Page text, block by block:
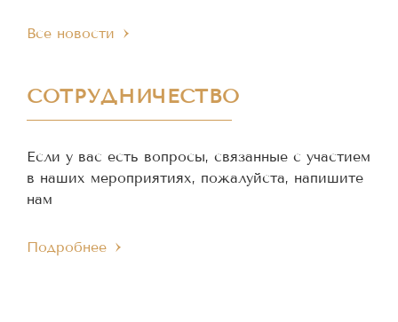
Все новости
СОТРУДНИЧЕСТВО
Если у вас есть вопросы, связанные с участием
в наших мероприятиях, пожалуйста, напишите
нам
Подробнее